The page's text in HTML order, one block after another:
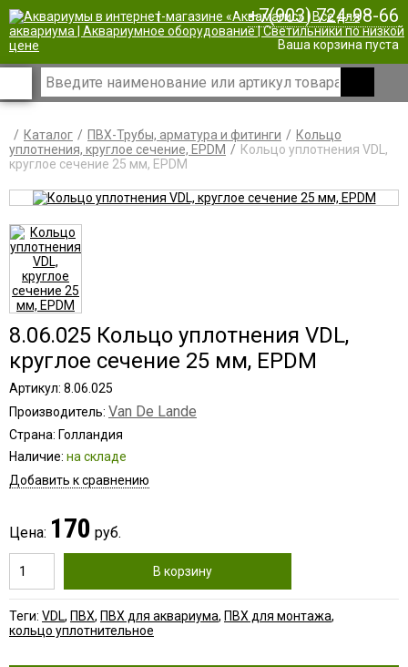
| +7(903) 724-98-66
Ваша корзина пуста
Каталог ПВХ-Трубы, арматура и фитинги
Кольцо
уплотнения, круглое сечение, EPDM
Кольцо уплотнения VDL,
круглое сечение 25 мм, EPDM
8.06.025 Кольцо уплотнения VDL,
круглое сечение 25 мм, EPDM
Артикул: 8.06.025
Производитель: Van De Lande
Страна: Голландия
Наличие: на складе
Добавить к сравнению
Цена: 170 руб.
В корзину
Теги: VDL, ПВХ, ПВХ для аквариума, ПВХ для монтажа,
кольцо уплотнительное